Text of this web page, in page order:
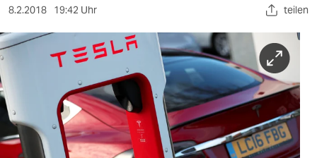
sport
berlin
wahrheit
verlag
8.2.2018 19:42 Uhr teilen